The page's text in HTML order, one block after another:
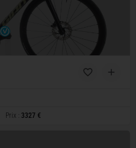
Prix : 3327 €